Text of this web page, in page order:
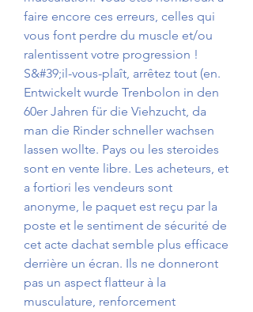
faire encore ces erreurs, celles qui
vous font perdre du muscle et/ou
ralentissent votre progression !
S&#39;il-vous-plaît, arrêtez tout (en.
Entwickelt wurde Trenbolon in den
60er Jahren für die Viehzucht, da
man die Rinder schneller wachsen
lassen wollte. Pays ou les steroides
sont en vente libre. Les acheteurs, et
a fortiori les vendeurs sont
anonyme, le paquet est reçu par la
poste et le sentiment de sécurité de
cet acte dachat semble plus efficace
derrière un écran. Ils ne donneront
pas un aspect flatteur à la
musculature, renforcement